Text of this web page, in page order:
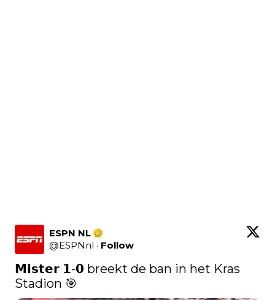
ESPN NL
@ESPNnl · Follow
𝗠𝗶𝘀𝘁𝗲𝗿 𝟭-𝟬 breekt de ban in het Kras
Stadion 🎯